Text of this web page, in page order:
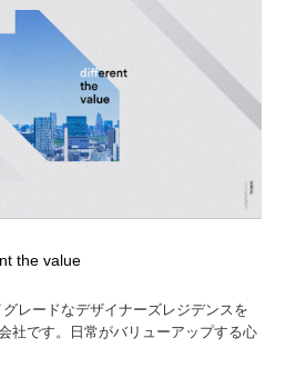
the value
レードなデザイナーズレジデンスを
社です。日常がバリューアップする心